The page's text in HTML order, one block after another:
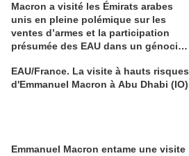
Macron a visité les Émirats arabes
unis en pleine polémique sur les
ventes d’armes et la participation
présumée des EAU dans un génocide
EAU/France. La visite à hauts risques
d'Emmanuel Macron à Abu Dhabi (IO)
Emmanuel Macron entame une visite